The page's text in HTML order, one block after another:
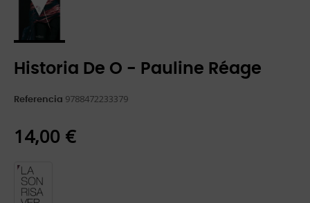
Historia De O - Pauline Réage
Referencia 9788472233379
14,00 €